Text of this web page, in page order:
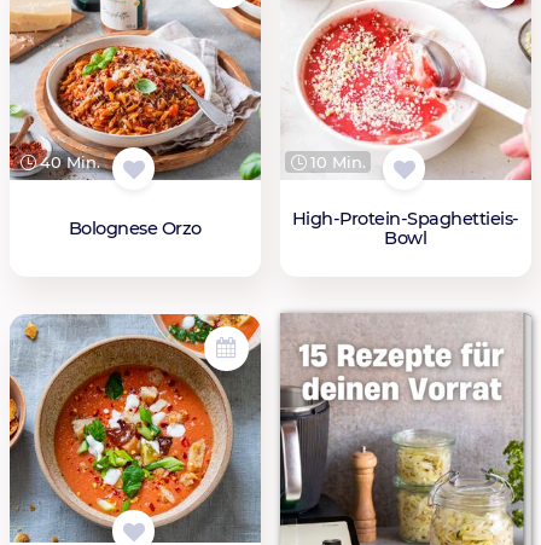
40 Min.
Bolognese Orzo
10 Min.
High-Protein-Spaghettieis-
Bowl